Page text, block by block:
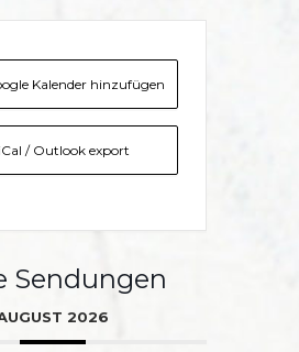
Kalender hinzufügen
/ Outlook export
Sendungen
2026